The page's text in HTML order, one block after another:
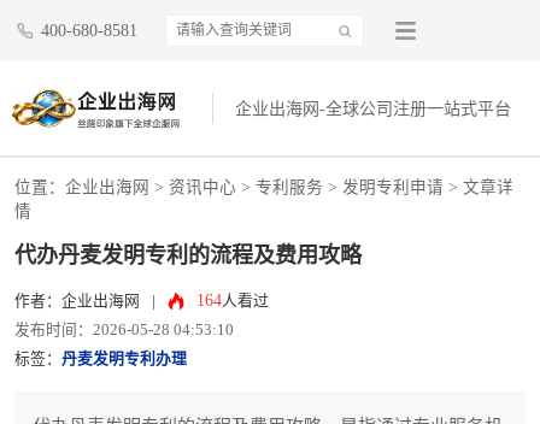
400-680-8581
企业出海网-全球公司注册一站式平台
位置： 企业出海网 > 资讯中心 > 专利服务 > 发明专利申请 > 文章详
情
代办丹麦发明专利的流程及费用攻略
作者：企业出海网 164人看过
发布时间：2026-05-28 04:53:10
标签： 丹麦发明专利办理